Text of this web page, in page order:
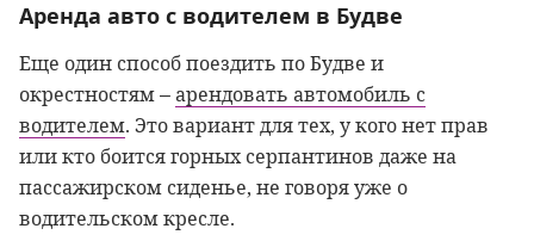
Аренда авто с водителем в Будве
Еще один способ поездить по Будве и
окрестностям –арендовать автомобиль с
водителем. Это вариант для тех, у кого нет прав
или кто боится горных серпантинов даже на
пассажирском сиденье, не говоря уже о
водительском кресле.